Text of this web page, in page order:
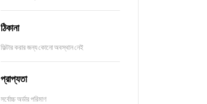
ঠিকানা
ফিল্টার করার জন্য কোনো অবস্থান নেই
প্রাপ্যতা
সর্বোচ্চ অর্ডার পরিমাণ